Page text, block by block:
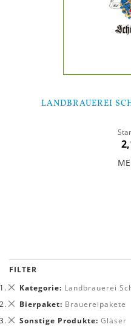
LANDBRAUEREI
FILTER
Kategorie Landbrauerei
Dies
Bierpaket Brauereipakete
Dies
Sonstige Produkte Gläser
Dies